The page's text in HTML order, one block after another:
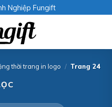
Nghiệp Fungift
thời trang in logo / Trang 24